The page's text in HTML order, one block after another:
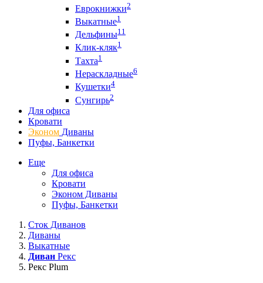
Еврокнижки2
Выкатные1
Дельфины11
Клик-кляк1
Тахта1
Нераскладные6
Кушетки4
Сунгирь2
Для офиса
Кровати
Эконом Диваны
Пуфы, Банкетки
Еще
Для офиса
Кровати
Эконом Диваны
Пуфы, Банкетки
Сток Диванов
Диваны
Выкатные
Диван Рекс
Рекс Plum